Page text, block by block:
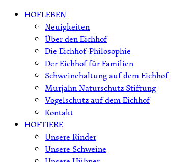
Skip HOFLEBEN
Neuigkeiten
Über den Eichhof
Die Eichhof-Philosophie
Der Eichhof für Familien
Schweinehaltung auf dem Eichhof
Murjahn Naturschutz Stiftung
Vogelschutz auf dem Eichhof
Kontakt
HOFTIERE
Unsere Rinder
Unsere Schweine